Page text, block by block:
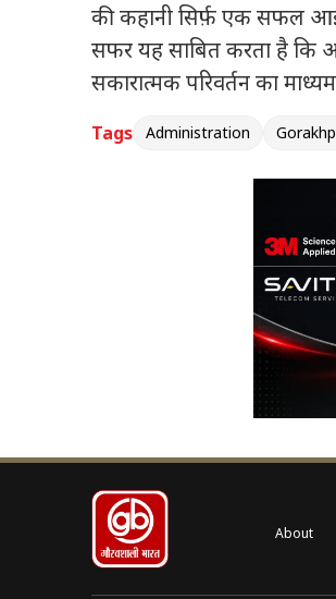
की कहानी सिर्फ़ एक सफल
सफर यह साबित करता है कि
सकारात्मक परिवर्तन का
Tags Administration
About